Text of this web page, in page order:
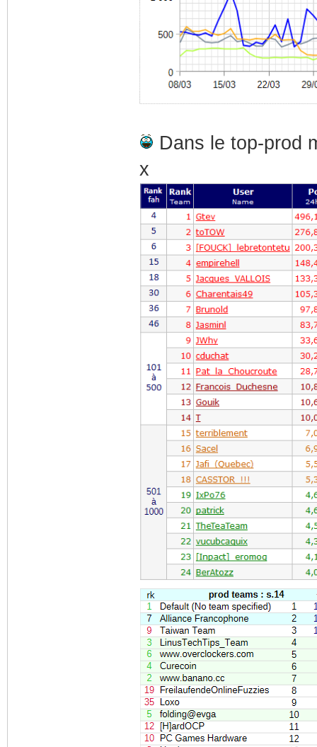
Dans le top-prod
x